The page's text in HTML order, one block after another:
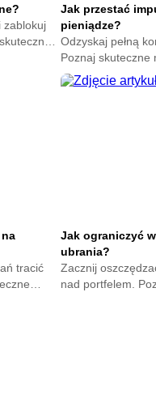
zablokuj
Jak przestać
pieniądze?
Odzyskaj pełną
Poznaj skuteczne
nagłych
oszczędności już
tracić
Jak ograniczyć
ubrania?
Zacznij
nad portfelem.